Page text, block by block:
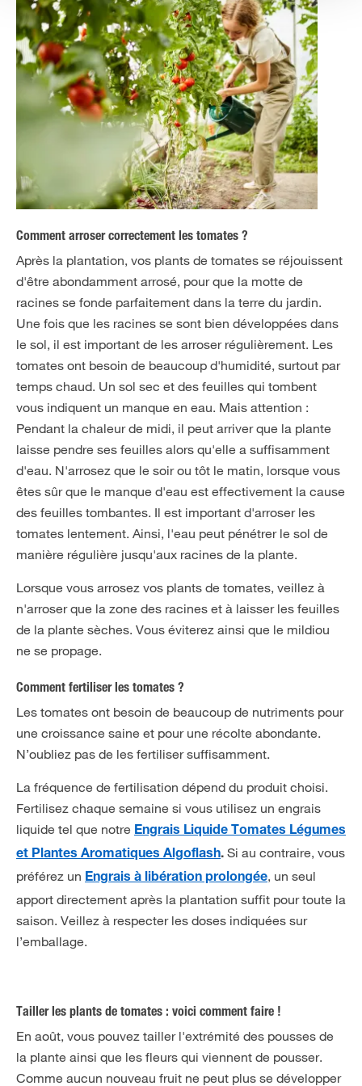
Comment arroser correctement les tomates ?
Après la plantation, vos plants de tomates se réjouissent
d'être abondamment arrosé, pour que la motte de
racines se fonde parfaitement dans la terre du jardin.
Une fois que les racines se sont bien développées dans
le sol, il est important de les arroser régulièrement. Les
tomates ont besoin de beaucoup d'humidité, surtout par
temps chaud. Un sol sec et des feuilles qui tombent
vous indiquent un manque en eau. Mais attention :
Pendant la chaleur de midi, il peut arriver que la plante
laisse pendre ses feuilles alors qu'elle a suffisamment
d'eau. N'arrosez que le soir ou tôt le matin, lorsque vous
êtes sûr que le manque d'eau est effectivement la cause
des feuilles tombantes. Il est important d'arroser les
tomates lentement. Ainsi, l'eau peut pénétrer le sol de
manière régulière jusqu'aux racines de la plante.
Lorsque vous arrosez vos plants de tomates, veillez à
n'arroser que la zone des racines et à laisser les feuilles
de la plante sèches. Vous éviterez ainsi que le mildiou
ne se propage.
Comment fertiliser les tomates ?
Les tomates ont besoin de beaucoup de nutriments pour
une croissance saine et pour une récolte abondante.
N’oubliez pas de les fertiliser suffisamment.
La fréquence de fertilisation dépend du produit choisi.
Fertilisez chaque semaine si vous utilisez un engrais
liquide tel que notre Engrais Liquide Tomates Légumes
et Plantes Aromatiques Algoflash. Si au contraire, vous
préférez un Engrais à libération prolongée, un seul
apport directement après la plantation suffit pour toute la
saison. Veillez à respecter les doses indiquées sur
l’emballage.
Tailler les plants de tomates : voici comment faire !
En août, vous pouvez tailler l'extrémité des pousses de
la plante ainsi que les fleurs qui viennent de pousser.
Comme aucun nouveau fruit ne peut plus se développer